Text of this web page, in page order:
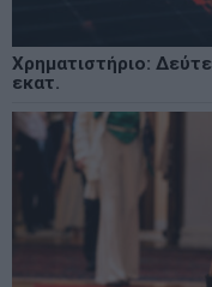
Χρηματιστήριο:
εκατ.